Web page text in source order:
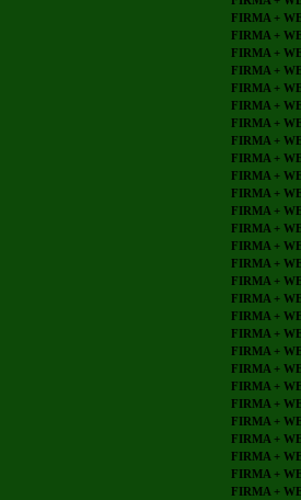
FIRMA +
FIRMA +
FIRMA +
FIRMA +
FIRMA +
FIRMA +
FIRMA +
FIRMA +
FIRMA +
FIRMA +
FIRMA +
FIRMA +
FIRMA +
FIRMA +
FIRMA +
FIRMA +
FIRMA +
FIRMA +
FIRMA +
FIRMA +
FIRMA +
FIRMA +
FIRMA +
FIRMA +
FIRMA +
FIRMA +
FIRMA +
FIRMA +